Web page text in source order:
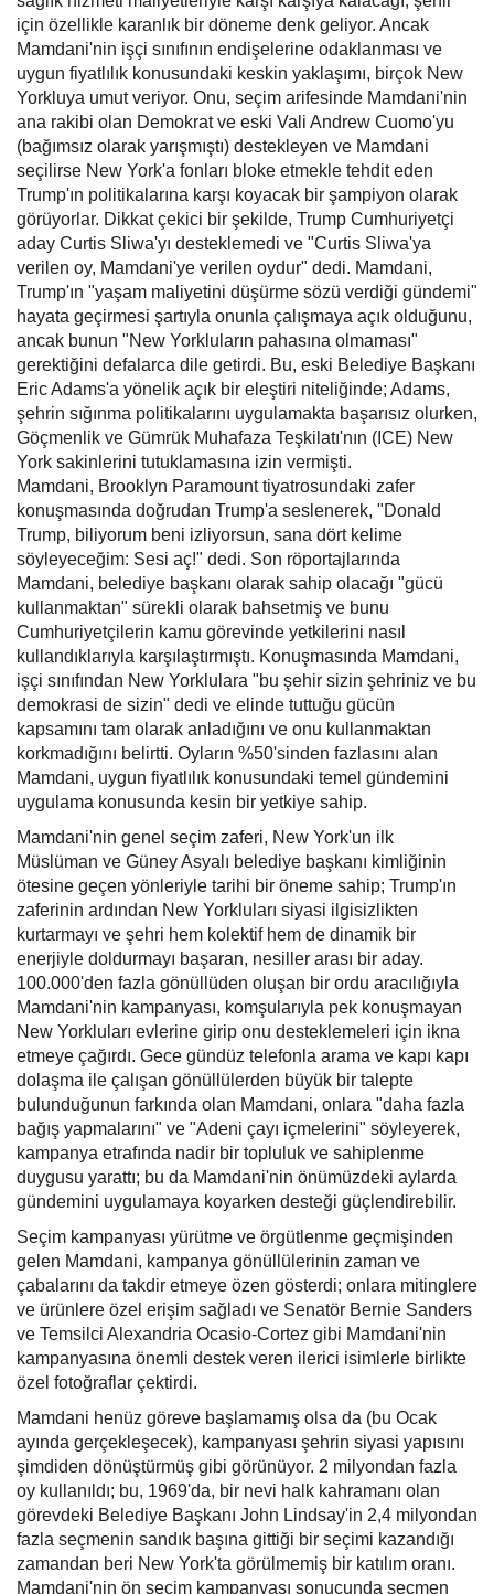
için özellikle karanlık bir döneme denk geliyor. Ancak
Mamdani'nin işçi sınıfının endişelerine odaklanması ve
uygun fiyatlılık konusundaki keskin yaklaşımı, birçok New
Yorkluya umut veriyor. Onu, seçim arifesinde Mamdani'nin
ana rakibi olan Demokrat ve eski Vali Andrew Cuomo'yu
(bağımsız olarak yarışmıştı) destekleyen ve Mamdani
seçilirse New York'a fonları bloke etmekle tehdit eden
Trump'ın politikalarına karşı koyacak bir şampiyon olarak
görüyorlar. Dikkat çekici bir şekilde, Trump Cumhuriyetçi
aday Curtis Sliwa'yı desteklemedi ve "Curtis Sliwa'ya
verilen oy, Mamdani'ye verilen oydur" dedi. Mamdani,
Trump'ın "yaşam maliyetini düşürme sözü verdiği gündemi"
hayata geçirmesi şartıyla onunla çalışmaya açık olduğunu,
ancak bunun "New Yorkluların pahasına olmaması"
gerektiğini defalarca dile getirdi. Bu, eski Belediye Başkanı
Eric Adams'a yönelik açık bir eleştiri niteliğinde; Adams,
şehrin sığınma politikalarını uygulamakta başarısız olurken,
Göçmenlik ve Gümrük Muhafaza Teşkilatı'nın (ICE) New
York sakinlerini tutuklamasına izin vermişti.
Mamdani, Brooklyn Paramount tiyatrosundaki zafer
konuşmasında doğrudan Trump'a seslenerek, "Donald
Trump, biliyorum beni izliyorsun, sana dört kelime
söyleyeceğim: Sesi aç!" dedi. Son röportajlarında
Mamdani, belediye başkanı olarak sahip olacağı "gücü
kullanmaktan" sürekli olarak bahsetmiş ve bunu
Cumhuriyetçilerin kamu görevinde yetkilerini nasıl
kullandıklarıyla karşılaştırmıştı. Konuşmasında Mamdani,
işçi sınıfından New Yorklulara "bu şehir sizin şehriniz ve bu
demokrasi de sizin" dedi ve elinde tuttuğu gücün
kapsamını tam olarak anladığını ve onu kullanmaktan
korkmadığını belirtti. Oyların %50'sinden fazlasını alan
Mamdani, uygun fiyatlılık konusundaki temel gündemini
uygulama konusunda kesin bir yetkiye sahip.
Mamdani'nin genel seçim zaferi, New York'un ilk
Müslüman ve Güney Asyalı belediye başkanı kimliğinin
ötesine geçen yönleriyle tarihi bir öneme sahip; Trump'ın
zaferinin ardından New Yorkluları siyasi ilgisizlikten
kurtarmayı ve şehri hem kolektif hem de dinamik bir
enerjiyle doldurmayı başaran, nesiller arası bir aday.
100.000'den fazla gönüllüden oluşan bir ordu aracılığıyla
Mamdani'nin kampanyası, komşularıyla pek konuşmayan
New Yorkluları evlerine girip onu desteklemeleri için ikna
etmeye çağırdı. Gece gündüz telefonla arama ve kapı kapı
dolaşma ile çalışan gönüllülerden büyük bir talepte
bulunduğunun farkında olan Mamdani, onlara "daha fazla
bağış yapmalarını" ve "Adeni çayı içmelerini" söyleyerek,
kampanya etrafında nadir bir topluluk ve sahiplenme
duygusu yarattı; bu da Mamdani'nin önümüzdeki aylarda
gündemini uygulamaya koyarken desteği güçlendirebilir.
Seçim kampanyası yürütme ve örgütlenme geçmişinden
gelen Mamdani, kampanya gönüllülerinin zaman ve
çabalarını da takdir etmeye özen gösterdi; onlara mitinglere
ve ürünlere özel erişim sağladı ve Senatör Bernie Sanders
ve Temsilci Alexandria Ocasio-Cortez gibi Mamdani'nin
kampanyasına önemli destek veren ilerici isimlerle birlikte
özel fotoğraflar çektirdi.
Mamdani henüz göreve başlamamış olsa da (bu Ocak
ayında gerçekleşecek), kampanyası şehrin siyasi yapısını
şimdiden dönüştürmüş gibi görünüyor. 2 milyondan fazla
oy kullanıldı; bu, 1969'da, bir nevi halk kahramanı olan
görevdeki Belediye Başkanı John Lindsay'in 2,4 milyondan
fazla seçmenin sandık başına gittiği bir seçimi kazandığı
zamandan beri New York'ta görülmemiş bir katılım oranı.
Mamdani'nin ön seçim kampanyası sonucunda seçmen